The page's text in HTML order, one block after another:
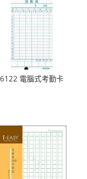
6122 電腦式考勤卡